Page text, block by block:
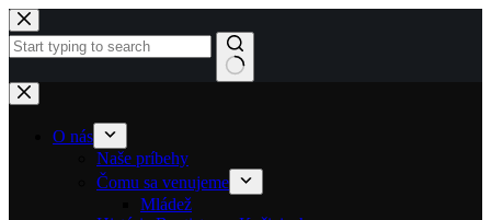
Skip to content
No results
O nás
Naše príbehy
Čomu sa venujeme
Mládež